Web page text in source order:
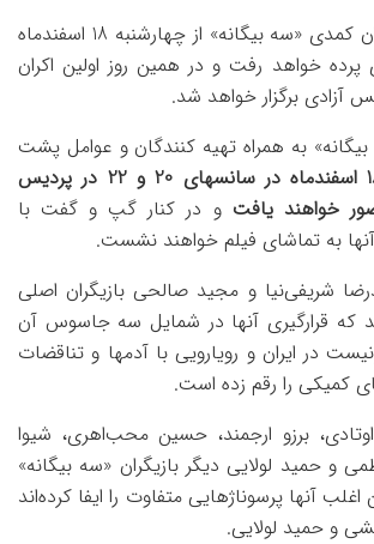
به گزارش سینماروزان کمدی «سه بیگانه» از چهارشنبه 18 اسفندماه
پرده خواهد رفت و در همین روز اولین اکران
آزادی برگزار خواهد شد.
به همراه تهیه کنندگان و عوامل پشت
چهارشنبه 18 اسفندماه در سانسهای 20 و 22 در پردیس
خواهند یافتو در کنار گپ و گفت با
به تماشای فیلم خواهند نشست.
شریفی‌نیا و مجید صالحی بازیگران اصلی
که قرارگیری آنها در شمایل سه جاسوس آن
در ایران و رویارویی با آدمها و تناقضات
کمیکی را رقم زده است.
برزو ارجمند، حسین محب‌اهری، شیوا
و حمید لولایی دیگر بازیگران «سه بیگانه»
آنها پرسوناژهایی متفاوت را ایفا کرده‌اند
و حمید لولایی.